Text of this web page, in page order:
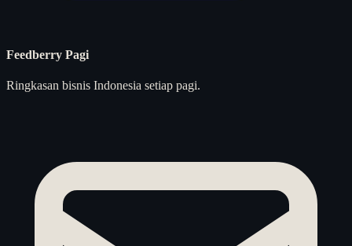
Feedberry Pagi
Ringkasan bisnis Indonesia setiap pagi.